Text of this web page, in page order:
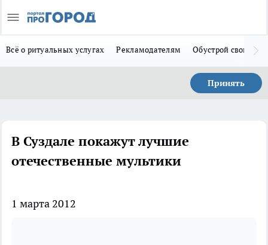
Всё о ритуальных услугах Рекламодателям Обустрой свой дом
Принять
В Суздале покажут лучшие
отечественные мультики
1 марта 2012